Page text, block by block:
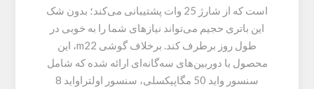
است که از شارژ 25 وات پشتیبانی می‌کند؛ بدون شک
این باتری حجیم می‌تواند نیازهای شما را به خوبی در
طول روز برطرف کند. برخلاف گوشی m22، این
محصول با دوربین‌های سه‌گانه‌ای ارائه شده که شامل
سنسور واید 50 مگاپیکسلی، سنسور اولتراواید 8